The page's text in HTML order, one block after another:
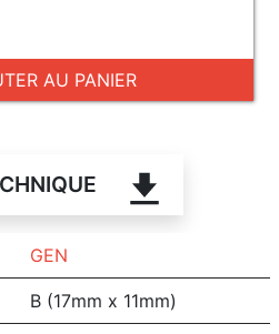
AU PANIER
GEN
B (17mm x 11mm)